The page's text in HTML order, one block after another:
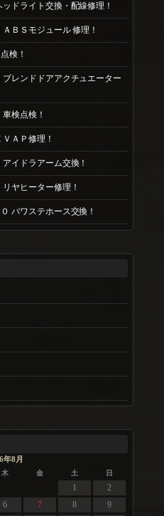
ドライト交換・配線修理！
ＢＳモジュール 修理！
検！
レンドドアアクチュエーター
検点検！
ＡＰ修理！
イドラアーム交換！
ヤヒーター修理！
パワステホース交換！
年8月
木 金 土 日
1
2
6 7 8
9